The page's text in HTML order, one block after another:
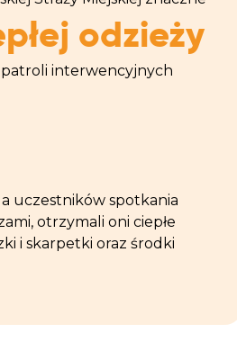
odzieży
patroli interwencyjnych
uczestników spotkania
otrzymali oni ciepłe
i skarpetki oraz środki